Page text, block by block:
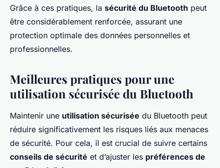
Grâce à ces pratiques, la sécurité du Bluetooth peut
être considérablement renforcée, assurant une
protection optimale des données personnelles et
professionnelles.
Meilleures pratiques pour une
utilisation sécurisée du Bluetooth
Maintenir une utilisation sécurisée du Bluetooth peut
réduire significativement les risques liés aux menaces
de sécurité. Pour cela, il est crucial de suivre certains
conseils de sécurité et d’ajuster les préférences de